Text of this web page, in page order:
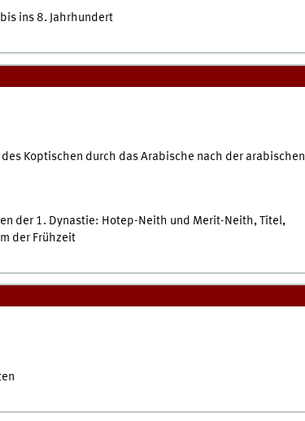
ins 8. Jahrhundert
Koptischen durch das Arabische nach der arabischen
der 1. Dynastie: Hotep-Neith und Merit-Neith, Titel,
der Frühzeit